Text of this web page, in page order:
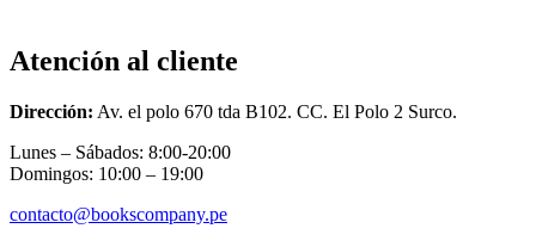
Atención al cliente
Dirección: Av. el polo 670 tda B102. CC. El Polo 2 Surco.
Lunes – Sábados: 8:00-20:00
Domingos: 10:00 – 19:00
contacto@bookscompany.pe